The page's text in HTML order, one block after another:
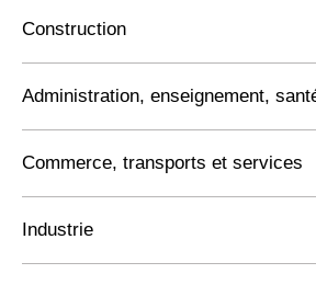
Construction
Administration, enseignement,
Commerce, transports et services
Industrie